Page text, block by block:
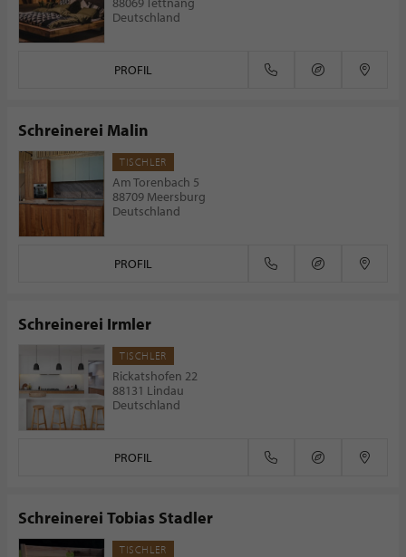
Deutschland
PROFIL
Schreinerei Malin
TISCHLER
Am Torenbach 5
88709 Meersburg
Deutschland
PROFIL
Schreinerei Irmler
TISCHLER
Rickatshofen 22
88131 Lindau
Deutschland
PROFIL
Schreinerei Tobias Stadler
TISCHLER